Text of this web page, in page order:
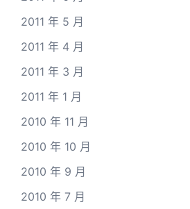
2011 年 5 月
2011 年 4 月
2011 年 3 月
2011 年 1 月
2010 年 11 月
2010 年 10 月
2010 年 9 月
2010 年 7 月